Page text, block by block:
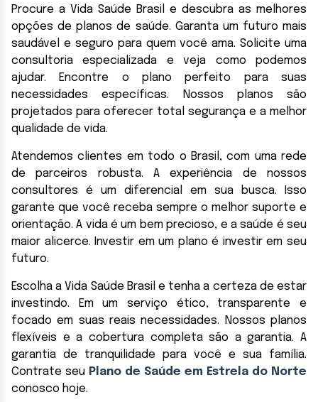
Procure a Vida Saúde Brasil e descubra as melhores
opções de planos de saúde. Garanta um futuro mais
saudável e seguro para quem você ama. Solicite uma
consultoria especializada e veja como podemos
ajudar. Encontre o plano perfeito para suas
necessidades específicas. Nossos planos são
projetados para oferecer total segurança e a melhor
qualidade de vida.
Atendemos clientes em todo o Brasil, com uma rede
de parceiros robusta. A experiência de nossos
consultores é um diferencial em sua busca. Isso
garante que você receba sempre o melhor suporte e
orientação. A vida é um bem precioso, e a saúde é seu
maior alicerce. Investir em um plano é investir em seu
futuro.
Escolha a Vida Saúde Brasil e tenha a certeza de estar
investindo. Em um serviço ético, transparente e
focado em suas reais necessidades. Nossos planos
flexíveis e a cobertura completa são a garantia. A
garantia de tranquilidade para você e sua família.
Contrate seu Plano de Saúde em Estrela do Norte
conosco hoje.